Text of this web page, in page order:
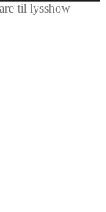
til lysshow